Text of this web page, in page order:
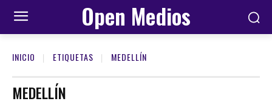
Open Medios
INICIO ETIQUETAS MEDELLÍN
MEDELLÍN